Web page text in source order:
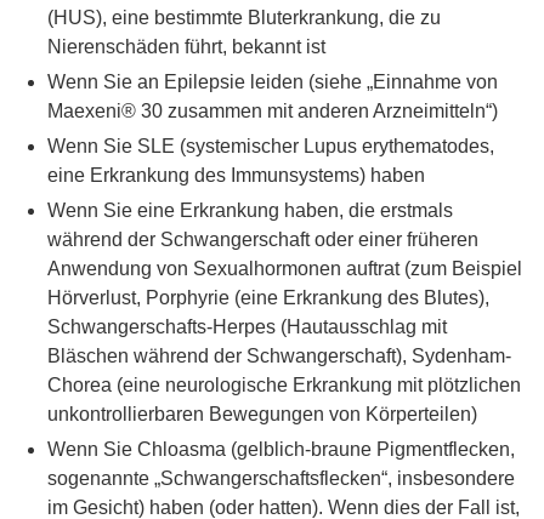
(HUS), eine bestimmte Bluterkrankung, die zu
Nierenschäden führt, bekannt ist
Wenn Sie an Epilepsie leiden (siehe „Einnahme von
Maexeni® 30 zusammen mit anderen Arzneimitteln“)
Wenn Sie SLE (systemischer Lupus erythematodes,
eine Erkrankung des Immunsystems) haben
Wenn Sie eine Erkrankung haben, die erstmals
während der Schwangerschaft oder einer früheren
Anwendung von Sexualhormonen auftrat (zum Beispiel
Hörverlust, Porphyrie (eine Erkrankung des Blutes),
Schwangerschafts-Herpes (Hautausschlag mit
Bläschen während der Schwangerschaft), Sydenham-
Chorea (eine neurologische Erkrankung mit plötzlichen
unkontrollierbaren Bewegungen von Körperteilen)
Wenn Sie Chloasma (gelblich-braune Pigmentflecken,
sogenannte „Schwangerschaftsflecken“, insbesondere
im Gesicht) haben (oder hatten). Wenn dies der Fall ist,